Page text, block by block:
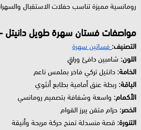
رومانسية مميزة تناسب حفلات الاستقبال
مواصفات فستان سهرة طويل دانيتل
التصنيف: فساتين سهرة
اللون: شامبين دافئ وراقٍ
الخامة: دانتيل تركي فاخر بملمس ناعم
الياقة: ربطة عنق أمامية بطابع أنثوي
الأكمام: واسعة وشفافة بتصميم رومانسي
الخصر: حزام متقن يبرز القوام
التنورة: قصة منسدلة تمنح حركة مريحة وأنيقة